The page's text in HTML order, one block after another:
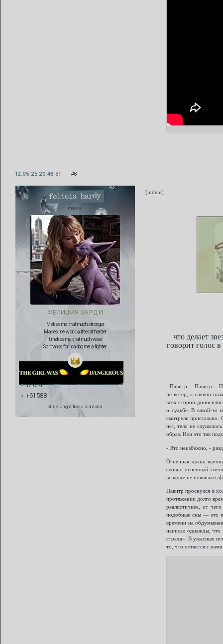
6
12.05.25 20:48:51
felicia hardy
marvel
ФЕЛИЦИЯ ХАРДИ
Makes me that much stronger
Makes me work a little bit harder
It makes me that much wiser
So thanks for making me a fighter
17 614
+61 588
shine bright like a diamond
[indent]
что делает
говорит голос
- Павитр… Павитр…
не ветер, а словно
всех сторон
о судьбе. В какой-то
смотрели пристально.
нет, тело не
образ. Или это так
- Это неизбежно, -
Огненная длань
словно огненный
воздухе не появилась
Павитр проснулся в
протяжении долго
реалистичнее, от
подобные сны — это
времени на
написал однажды, что
страха». В ужасных
то, что остается с